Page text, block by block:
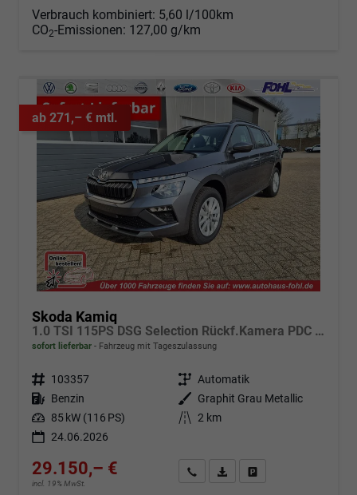
Verbrauch kombiniert: 5,60 l/100km
CO2-Emissionen: 127,00 g/km
ab 271,– € mtl.
Skoda Kamiq
1.0 TSI 115PS DSG Selection Rückf.Kamera PDC v+h Sitzheizung Klimaautomatik Skoda-Radio Apple CarPlay + Android Auto Tempomat Garantieverlängerung 16"LM
sofort lieferbar Fahrzeug mit Tageszulassung
Fahrzeugnr. 103357 Getriebe Automatik
Kraftstoff Benzin Außenfarbe
Graphit Grau Metallic
Leistung 85 kW (116 PS) Kilometerstand 2 km
24.06.2026
29.150,– €
incl. 19% MwSt.
Angebot anfordern
Fahrzeugexpose (PDF)